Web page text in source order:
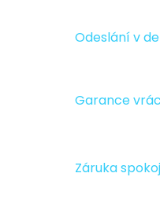
Odeslání v
Garance
Záruka